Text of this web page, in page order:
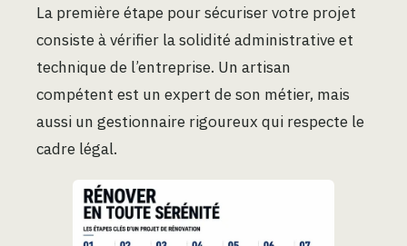
La première étape pour sécuriser votre projet
consiste à vérifier la solidité administrative et
technique de l’entreprise. Un artisan
compétent est un expert de son métier, mais
aussi un gestionnaire rigoureux qui respecte le
cadre légal.